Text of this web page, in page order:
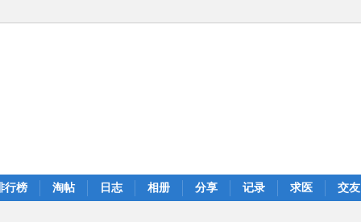
行榜 淘帖 日志 相册 分享 记录 求医 交友